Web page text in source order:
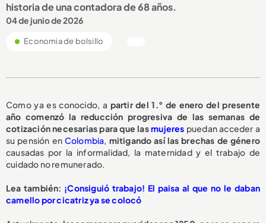
historia de una contadora de 68 años.
04 de junio de 2026
Economia de bolsillo
Como ya es conocido, a partir del 1.° de enero del presente
año comenzó la reducción progresiva de las semanas de
cotización necesarias para que lasmujeres puedan acceder a
su pensión en Colombia, mitigando así las brechas de género
causadas por la informalidad, la maternidad y el trabajo de
cuidado no remunerado.
Lea también: ¡Consiguió trabajo! El paisa al que no le daban
camello por cicatriz ya se colocó